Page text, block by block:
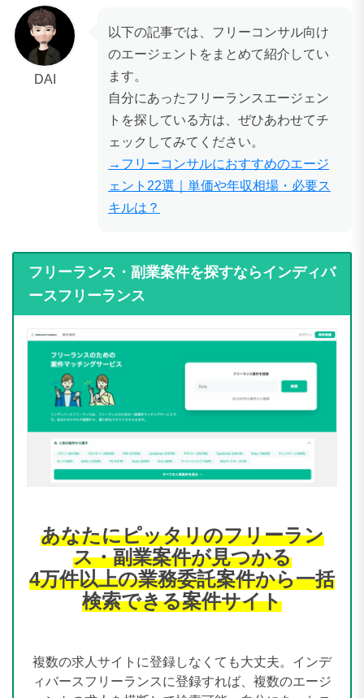
DAI
以下の記事では、フリーコンサル向け
のエージェントをまとめて紹介してい
ます。
自分にあったフリーランスエージェン
トを探している方は、ぜひあわせてチ
ェックしてみてください。
→フリーコンサルにおすすめのエージ
ェント22選｜単価や年収相場・必要ス
キルは？
フリーランス・副業案件を探すならインディバ
ースフリーランス
あなたにピッタリのフリーラン
ス・副業案件が見つかる
4万件以上の業務委託案件から一括
検索できる案件サイト
複数の求人サイトに登録しなくても大丈夫。インデ
ィバースフリーランスに登録すれば、複数のエージ